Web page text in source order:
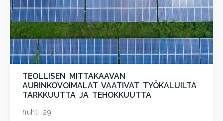
TEOLLISEN MITTAKAAVAN
AURINKOVOIMALAT VAATIVAT TYÖKALUILTA
TARKKUUTTA JA TEHOKKUUTTA
huhti 29